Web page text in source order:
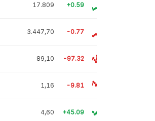
17.809 +0.59
3.447,70 -0.77
89,10 -97.32
1,16 -9.81
4,60 +45.09